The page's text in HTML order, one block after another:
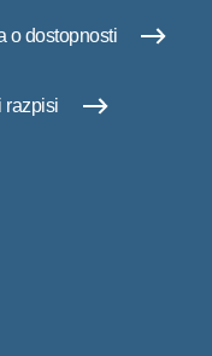
o dostopnosti
razpisi